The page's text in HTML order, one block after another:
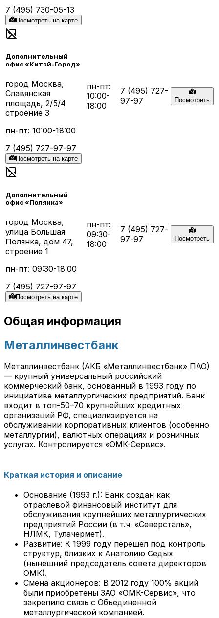
7 (495) 730-05-13
Посмотреть на карте
Дополнительный
офис «Китай-Город»
город Москва,
Славянская
площадь, 2/5/4
строение 3
пн-пт: 10:00-18:00
7 (495) 727-97-97
Посмотреть на карте
пн-пт:
10:00-
18:00
7 (495) 727-
97-97
Посмотреть
Дополнительный
офис «Полянка»
город Москва,
улица Большая
Полянка, дом 47,
строение 1
пн-пт: 09:30-18:00
7 (495) 727-97-97
Посмотреть на карте
пн-пт:
09:30-
18:00
7 (495) 727-
97-97
Посмотреть
Общая информация
Металлинвестбанк
Металлинвестбанк (АКБ «Металлинвестбанк» ПАО)
— крупный универсальный российский
коммерческий банк, основанный в 1993 году по
инициативе металлургических предприятий. Банк
входит в топ-50–70 крупнейших кредитных
организаций РФ, специализируется на
обслуживании корпоративных клиентов (особенно
металлургии), валютных операциях и розничных
услугах. Контролируется «ОМК-Сервис».
Краткая история и описание
Основание (1993 г.): Банк создан как
отраслевой финансовый институт для
обслуживания крупнейших металлургических
предприятий России (в т.ч. «Северсталь»,
НЛМК, Тулачермет).
Развитие: К 1999 году перешел под контроль
структур, близких к Анатолию Седых
(нынешний председатель совета директоров
ОМК).
Смена акционеров: В 2012 году 100% акций
были приобретены ЗАО «ОМК-Сервис», что
закрепило связь с Объединенной
металлургической компанией.